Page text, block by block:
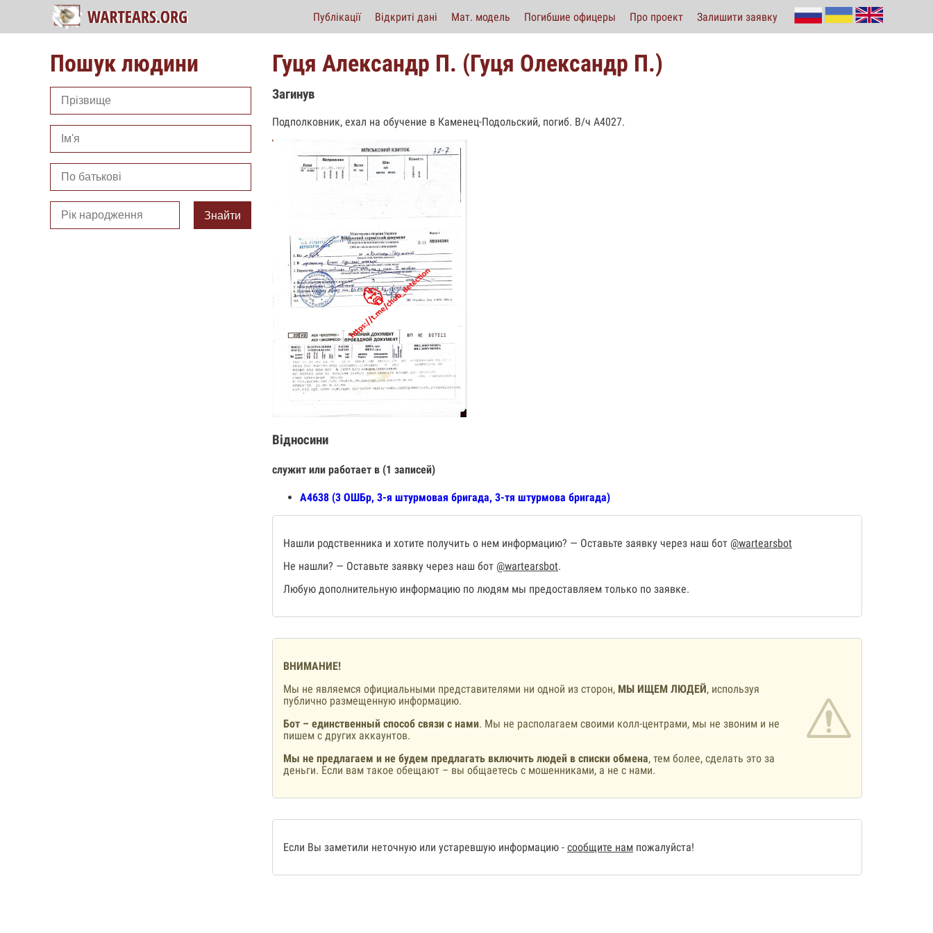
Публікації Відкриті дані Мат. модель Погибшие офицеры Про проект Залишити заявку
Пошук людини
Знайти
Гуця Александр П. (Гуця Олександр П.)
Загинув
Подполковник, ехал на обучение в Каменец-Подольский, погиб. В/ч А4027.
Відносини
служит или работает в (1 записей)
А4638 (3 ОШБр, 3-я штурмовая бригада, 3-тя штурмова бригада)
Нашли родственника и хотите получить о нем информацию? — Оставьте заявку через наш бот @wartearsbot
Не нашли? — Оставьте заявку через наш бот @wartearsbot.
Любую дополнительную информацию по людям мы предоставляем только по заявке.
ВНИМАНИЕ!
Мы не являемся официальными представителями ни одной из сторон, МЫ ИЩЕМ ЛЮДЕЙ, используя
публично размещенную информацию.
Бот – единственный способ связи с нами. Мы не располагаем своими колл-центрами, мы не звоним и не
пишем с других аккаунтов.
Мы не предлагаем и не будем предлагать включить людей в списки обмена, тем более, сделать это за
деньги. Если вам такое обещают – вы общаетесь с мошенниками, а не с нами.
Если Вы заметили неточную или устаревшую информацию - сообщите нам пожалуйста!